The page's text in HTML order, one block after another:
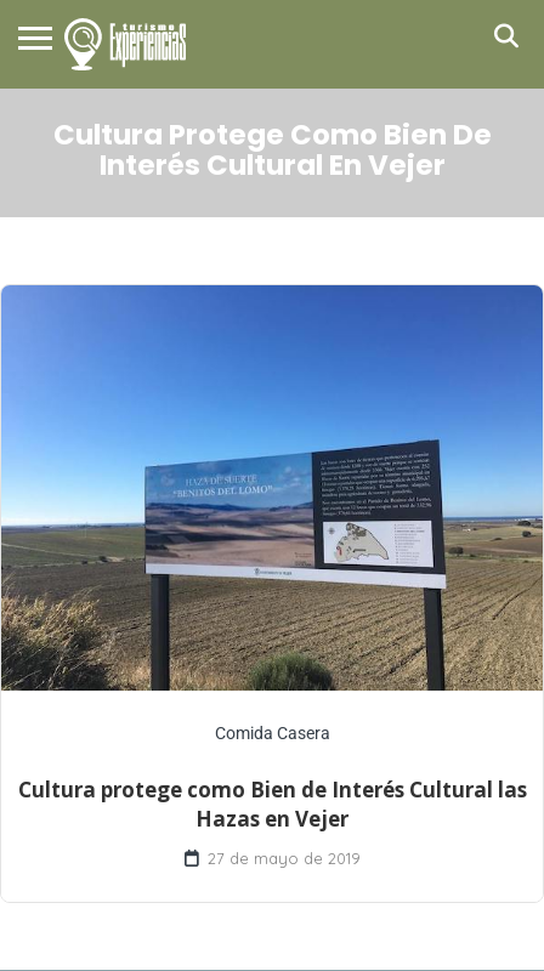
Cultura Protege Como Bien De
Interés Cultural En Vejer
Comida Casera
Cultura protege como Bien de Interés Cultural las
Hazas en Vejer
27 de mayo de 2019